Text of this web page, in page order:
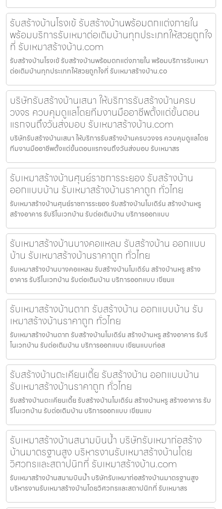
รับสร้างบ้านโรงเข้ รับสร้างบ้านพร้อมตกแต่งภายใน
พร้อมบริการรับเหมาต่อเติมบ้านทุกประเภทให้สวยถูกใจ
ที่ รับเหมาสร้างบ้าน.com
รับสร้างบ้านโรงเข้ รับสร้างบ้านพร้อมตกแต่งภายใน พร้อมบริการรับเหมา
ต่อเติมบ้านทุกประเภทให้สวยถูกใจที่ รับเหมาสร้างบ้าน.co
บริษัทรับสร้างบ้านเสนา ให้บริการรับสร้างบ้านครบ
วงจร ควบคุมดูแลโดยทีมงานมืออาชีพตั้งแต่ขั้นตอน
แรกจนถึงวันส่งมอบ รับเหมาสร้างบ้าน.com
บริษัทรับสร้างบ้านเสนา ให้บริการรับสร้างบ้านครบวงจร ควบคุมดูแลโดย
ทีมงานมืออาชีพตั้งแต่ขั้นตอนแรกจนถึงวันส่งมอบ รับเหมาสร
รับเหมาสร้างบ้านศุนย์ราชการระยอง รับสร้างบ้าน
ออกแบบบ้าน รับเหมาสร้างบ้านราคาถูก ทั่วไทย
รับเหมาสร้างบ้านศุนย์ราชการระยอง รับสร้างบ้านโมเดิร์น สร้างบ้านหรู
สร้างอาคาร รับรีโนเวทบ้าน รับต่อเติมบ้าน บริการออกแบบ
รับเหมาสร้างบ้านบางคอแหลม รับสร้างบ้าน ออกแบบ
บ้าน รับเหมาสร้างบ้านราคาถูก ทั่วไทย
รับเหมาสร้างบ้านบางคอแหลม รับสร้างบ้านโมเดิร์น สร้างบ้านหรู สร้าง
อาคาร รับรีโนเวทบ้าน รับต่อเติมบ้าน บริการออกแบบ เขียนแ
รับเหมาสร้างบ้านตาก รับสร้างบ้าน ออกแบบบ้าน รับ
เหมาสร้างบ้านราคาถูก ทั่วไทย
รับเหมาสร้างบ้านตาก รับสร้างบ้านโมเดิร์น สร้างบ้านหรู สร้างอาคาร รับรี
โนเวทบ้าน รับต่อเติมบ้าน บริการออกแบบ เขียนแบบก่อส
รับสร้างบ้านตะเคียนเตี้ย รับสร้างบ้าน ออกแบบบ้าน
รับเหมาสร้างบ้านราคาถูก ทั่วไทย
รับสร้างบ้านตะเคียนเตี้ย รับสร้างบ้านโมเดิร์น สร้างบ้านหรู สร้างอาคาร รับ
รีโนเวทบ้าน รับต่อเติมบ้าน บริการออกแบบ เขียนแบ
รับเหมาสร้างบ้านสนามบินน้ำ บริษัทรับเหมาก่อสร้าง
บ้านมาตรฐานสูง บริหารงานรับเหมาสร้างบ้านโดย
วิศวกรและสถาปนิกที่ รับเหมาสร้างบ้าน.com
รับเหมาสร้างบ้านสนามบินน้ำ บริษัทรับเหมาก่อสร้างบ้านมาตรฐานสูง
บริหารงานรับเหมาสร้างบ้านโดยวิศวกรและสถาปนิกที่ รับเหมาสร